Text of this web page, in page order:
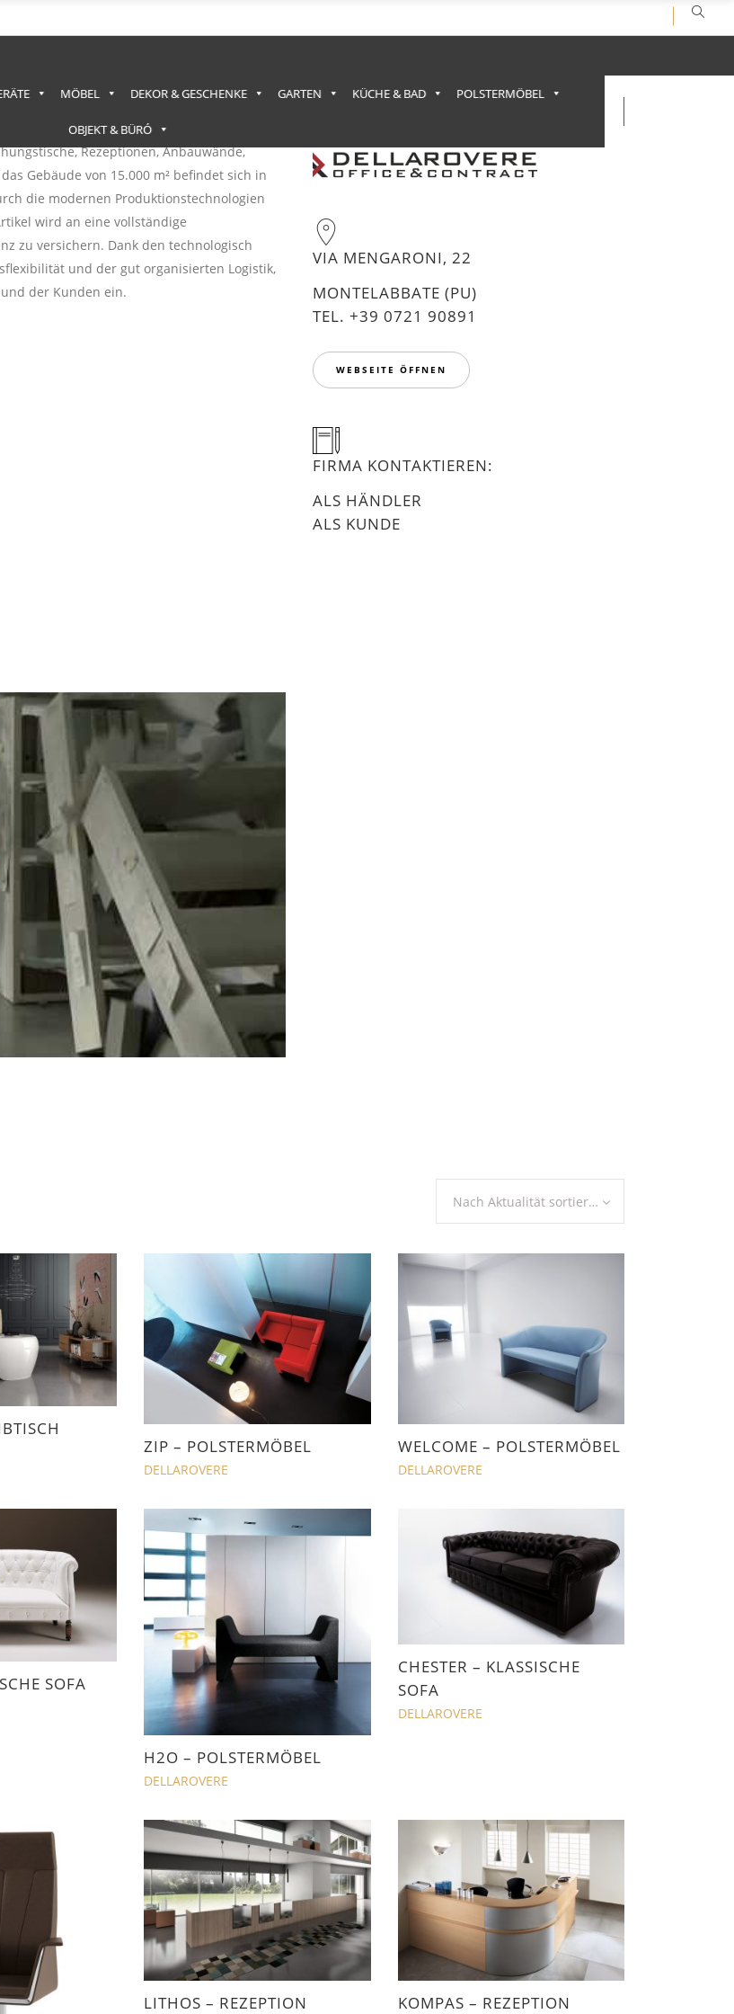
MÖBEL DEKOR & GESCHENKE GARTEN KÜCHE & BAD POLSTERMÖBEL
OBJEKT & BÜRÓ
produziert. Das Unternehmen
Rezeptionen, Anbauwände,
Gebäude von 15.000 m² befindet sich in
die modernen Produktionstechnologien
wird an eine vollständige
zu versichern. Dank den technologisch
und der gut organisierten Logistik,
der Kunden ein.
VIA MENGARONI, 22
MONTELABBATE (PU)
TEL. +39 0721 90891
WEBSEITE ÖFFNEN
FIRMA KONTAKTIEREN:
ALS HÄNDLER
ALS KUNDE
Nach Aktualität sortieren
ZIP – POLSTERMÖBEL
DELLAROVERE
WELCOME – POLSTERMÖBEL
DELLAROVERE
SOFA
H2O – POLSTERMÖBEL
DELLAROVERE
CHESTER – KLASSISCHE
SOFA
DELLAROVERE
LITHOS – REZEPTION KOMPAS – REZEPTION